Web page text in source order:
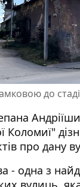
до
Коломиї"
про дану
- одна з